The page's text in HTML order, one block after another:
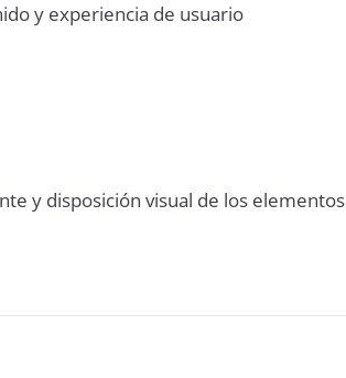
y experiencia de usuario
y disposición visual de los elementos